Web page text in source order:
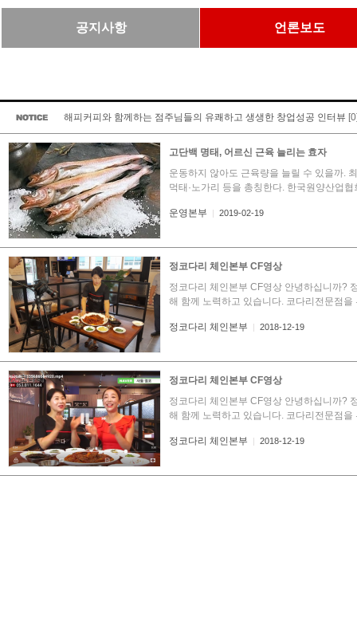
공지사항 언론보도
해피커피와 함께하는 점주님들의 유쾌하고 생생한 창업성공 인터뷰
고단백 명태, 어르신 근육 늘리는 효자
운동하지 않아도 근육량을 늘릴 수 있을까.
먹태·노가리 등을 총칭한다. 한국원양산업
운영본부 | 2019-02-19
정코다리 체인본부 CF영상
정코다리 체인본부 CF영상 안녕하십니까?
해 함께 노력하고 있습니다. 코다리전문점
정코다리 체인본부 | 2018-12-19
정코다리 체인본부 CF영상
정코다리 체인본부 CF영상 안녕하십니까?
해 함께 노력하고 있습니다. 코다리전문점
정코다리 체인본부 | 2018-12-19